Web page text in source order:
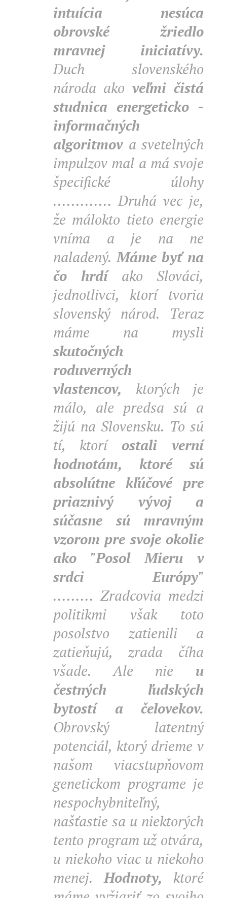
intuícia nesúca
obrovské žriedlo
mravnej iniciatívy.
Duch slovenského
národa ako veľmi čistá
studnica energeticko -
informačných
algoritmov a svetelných
impulzov mal a má svoje
špecifické úlohy
............. Druhá vec je,
že málokto tieto energie
vníma a je na ne
naladený.Máme byť na
čo hrdí ako
Slováci,
jednotlivci, ktorí tvoria
slovenský národ. Teraz
máme na mysli
skutočných
roduverných
vlastencov, ktorých je
málo, ale predsa sú a
žijú na Slovensku. To sú
tí, ktorí ostali verní
hodnotám,
ktoré sú
absolútne kľúčové pre
priaznivý vývoj a
súčasne sú mravným
vzorom pre svoje okolie
ako "Posol Mieru v
srdci Európy"
......... Zradcovia medzi
politikmi však toto
posolstvo zatienili a
zatieňujú, zrada číha
všade. Ale nie u
čestných ľudských
bytostí a čelovekov.
Obrovský latentný
potenciál, ktorý drieme v
našom viacstupňovom
genetickom programe je
nespochybniteľný,
našťastie sa u niektorých
tento program už otvára,
u niekoho viac u niekoho
menej.Hodnoty, ktoré